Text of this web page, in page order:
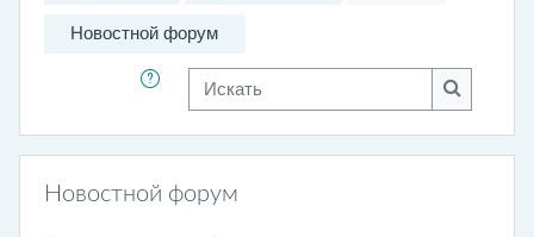
Новостной форум
Искать
Искать
Новостной форум